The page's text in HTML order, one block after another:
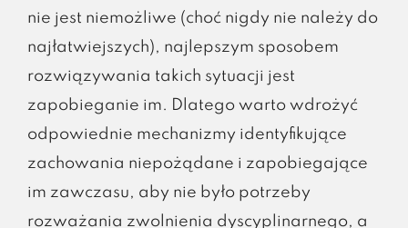
nie jest niemożliwe (choć nigdy nie należy do
najłatwiejszych), najlepszym sposobem
rozwiązywania takich sytuacji jest
zapobieganie im. Dlatego warto wdrożyć
odpowiednie mechanizmy identyfikujące
zachowania niepożądane i zapobiegające
im zawczasu, aby nie było potrzeby
rozważania zwolnienia dyscyplinarnego, a